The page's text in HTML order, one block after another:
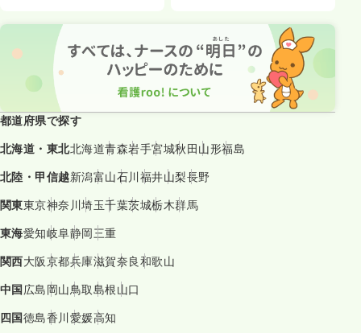
都道府県で探す
北海道・東北北海道青森岩手宮城秋田山形福島
北陸・甲信越新潟富山石川福井山梨長野
関東東京神奈川埼玉千葉茨城栃木群馬
東海愛知岐阜静岡三重
関西大阪京都兵庫滋賀奈良和歌山
中国広島岡山鳥取島根山口
四国徳島香川愛媛高知